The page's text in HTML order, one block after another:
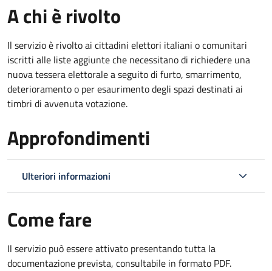
A chi è rivolto
Il servizio è rivolto ai cittadini elettori italiani o comunitari
iscritti alle liste aggiunte che necessitano di richiedere una
nuova tessera elettorale a seguito di furto, smarrimento,
deterioramento o per esaurimento degli spazi destinati ai
timbri di avvenuta votazione.
Approfondimenti
Ulteriori informazioni
Come fare
Il servizio può essere attivato presentando tutta la
documentazione prevista, consultabile in formato PDF.